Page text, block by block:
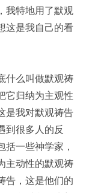
我特地用了默观
这是我自己的看
什么叫做默观祷
它归纳为主观性
是我对默观祷告
到很多人的反
一些神学家，
主动性的默观祷
告，这是他们的